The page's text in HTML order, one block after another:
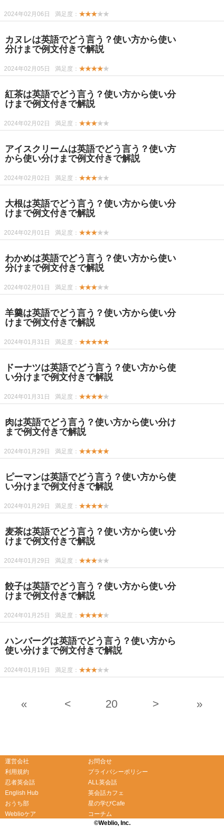
2024年02月06日 満足度： ★★★★★
カヌレは英語でどう言う？使い方から使い
分けまで例文付きで解説
2024年02月05日 満足度： ★★★★★
紅茶は英語でどう言う？使い方から使い分
けまで例文付きで解説
2024年02月02日 満足度： ★★★★★
アイスクリームは英語でどう言う？使い方
から使い分けまで例文付きで解説
2024年02月02日 満足度： ★★★★★
大根は英語でどう言う？使い方から使い分
けまで例文付きで解説
2024年02月01日 満足度： ★★★★★
わかめは英語でどう言う？使い方から使い
分けまで例文付きで解説
2024年02月01日 満足度： ★★★★★
羊羹は英語でどう言う？使い方から使い分
けまで例文付きで解説
2024年01月31日 満足度： ★★★★★
ドーナツは英語でどう言う？使い方から使
い分けまで例文付きで解説
2024年01月31日 満足度： ★★★★★
肉は英語でどう言う？使い方から使い分け
まで例文付きで解説
2024年01月29日 満足度： ★★★★★
ピーマンは英語でどう言う？使い方から使
い分けまで例文付きで解説
2024年01月29日 満足度： ★★★★★
麦茶は英語でどう言う？使い方から使い分
けまで例文付きで解説
2024年01月29日 満足度： ★★★★★
餃子は英語でどう言う？使い方から使い分
けまで例文付きで解説
2024年01月25日 満足度： ★★★★★
ハンバーグは英語でどう言う？使い方から
使い分けまで例文付きで解説
2024年01月19日 満足度： ★★★★★
« < 20 > »
運営会社
お問合せ
利用規約
プライバシーポリシー
忍者英会話
ALL英会話
English Hub
英会話カフェ
おうち部
星の学びCafe
Weblioケア
コーチム
©Weblio, Inc.